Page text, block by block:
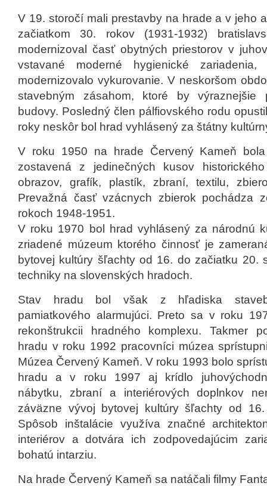
V 19. storočí mali prestavby na hrade a v jeho
začiatkom 30. rokov (1931-1932)
modernizoval časť obytných priestorov v
vstavané moderné hygienické
modernizovalo vykurovanie. V neskoršom
stavebným zásahom, ktoré by výraznejšie
budovy. Posledný člen pálfiovského rodu
roky neskôr bol hrad vyhlásený za štátny
V roku 1950 na hrade Červený Kameň
zostavená z jedinečných kusov
obrazov, grafík, plastík, zbraní, textilu,
Prevažná časť vzácnych zbierok pochádza
rokoch 1948-1951.
V roku 1970 bol hrad vyhlásený za národnú
zriadené múzeum ktorého činnosť je
bytovej kultúry šľachty od 16. do začiatku 20.
techniky na slovenských hradoch.
Stav hradu bol však z hľadiska
pamiatkového alarmujúci. Preto sa v roku
rekonštrukcii hradného komplexu. Takmer
hradu v roku 1992 pracovníci múzea
Múzea Červený Kameň. V roku 1993 bolo
hradu a v roku 1997 aj krídlo
nábytku, zbraní a interiérových doplnkov
záväzne vývoj bytovej kultúry šľachty od
Spôsob inštalácie využíva značné
interiérov a dotvára ich zodpovedajúcim
bohatú intarziu.
Na hrade Červený Kameň sa natáčali filmy